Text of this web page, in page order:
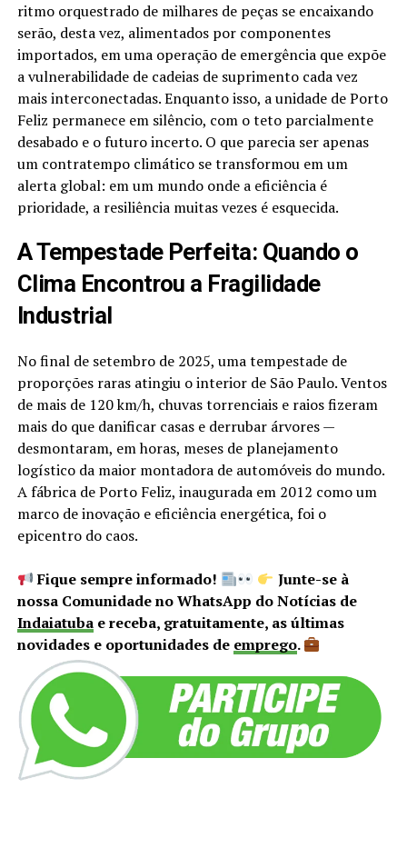
ritmo orquestrado de milhares de peças se encaixando
serão, desta vez, alimentados por componentes
importados, em uma operação de emergência que expõe
a vulnerabilidade de cadeias de suprimento cada vez
mais interconectadas. Enquanto isso, a unidade de Porto
Feliz permanece em silêncio, com o teto parcialmente
desabado e o futuro incerto. O que parecia ser apenas
um contratempo climático se transformou em um
alerta global: em um mundo onde a eficiência é
prioridade, a resiliência muitas vezes é esquecida.
A Tempestade Perfeita: Quando o
Clima Encontrou a Fragilidade
Industrial
No final de setembro de 2025, uma tempestade de
proporções raras atingiu o interior de São Paulo. Ventos
de mais de 120 km/h, chuvas torrenciais e raios fizeram
mais do que danificar casas e derrubar árvores —
desmontaram, em horas, meses de planejamento
logístico da maior montadora de automóveis do mundo.
A fábrica de Porto Feliz, inaugurada em 2012 como um
marco de inovação e eficiência energética, foi o
epicentro do caos.
Fique sempre informado!
Junte-se à
nossa Comunidade no WhatsApp do Notícias de
Indaiatubae receba, gratuitamente, as últimas
novidades e oportunidades de emprego.